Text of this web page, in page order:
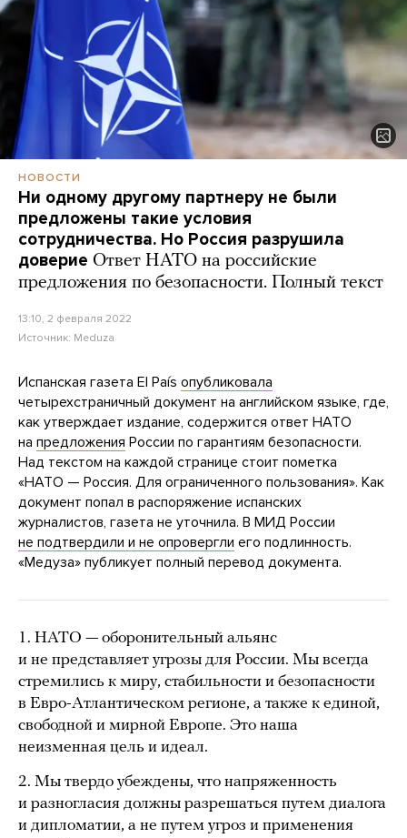
НОВОСТИ
Ни одному другому партнеру не были
предложены такие условия
сотрудничества. Но Россия разрушила
доверие Ответ НАТО на российские
предложения по безопасности. Полный текст
13:10, 2 февраля 2022
Источник: Meduza
Испанская газета El País опубликовала
четырехстраничный документ на английском языке, где,
как утверждает издание, содержится ответ НАТО
на предложения России по гарантиям безопасности.
Над текстом на каждой странице стоит пометка
«НАТО — Россия. Для ограниченного пользования». Как
документ попал в распоряжение испанских
журналистов, газета не уточнила. В МИД России
не подтвердили и не опровергли его подлинность.
«Медуза» публикует полный перевод документа.
1. НАТО — оборонительный альянс
и не представляет угрозы для России. Мы всегда
стремились к миру, стабильности и безопасности
в Евро-Атлантическом регионе, а также к единой,
свободной и мирной Европе. Это наша
неизменная цель и идеал.
2. Мы твердо убеждены, что напряженность
и разногласия должны разрешаться путем диалога
и дипломатии, а не путем угроз и применения